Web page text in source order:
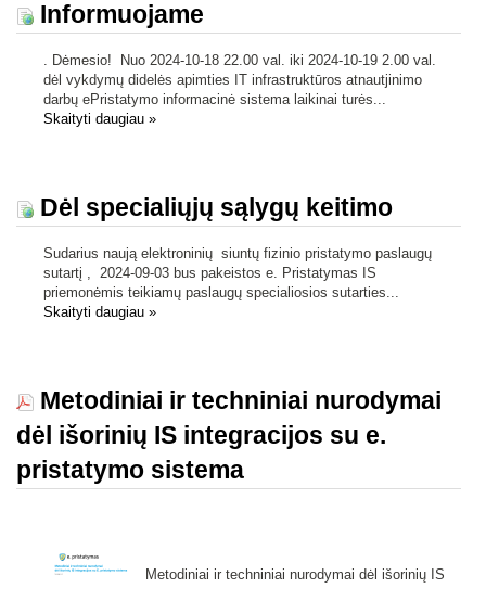
Informuojame
. Dėmesio! Nuo 2024-10-18 22.00 val. iki 2024-10-19 2.00 val.
dėl vykdymų didelės apimties IT infrastruktūros atnautjinimo
darbų ePristatymo informacinė sistema laikinai turės...
Skaityti daugiau »
Dėl specialiųjų sąlygų keitimo
Sudarius naują elektroninių siuntų fizinio pristatymo paslaugų
sutartį , 2024-09-03 bus pakeistos e. Pristatymas IS
priemonėmis teikiamų paslaugų specialiosios sutarties...
Skaityti daugiau »
Metodiniai ir techniniai nurodymai
dėl išorinių IS integracijos su e.
pristatymo sistema
Metodiniai ir techniniai nurodymai dėl išorinių IS